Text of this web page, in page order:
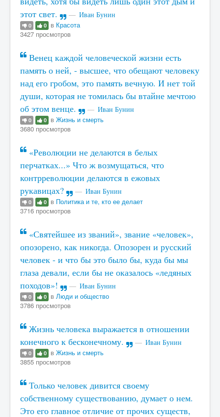
этот свет.
Иван Бунин
0 0 в Красота
3427 просмотров
Венец каждой человеческой жизни есть
память о ней, - высшее, что обещают человеку
над его гробом, это память вечную. И нет той
души, которая не томилась бы втайне мечтою
об этом венце.
Иван Бунин
0 0 в Жизнь и смерть
3680 просмотров
«Революции не делаются в белых
перчатках...» Что ж возмущаться, что
контрреволюции делаются в ежовых
рукавицах?
Иван Бунин
0 0 в Политика и те, кто ее делает
3716 просмотров
«Святейшее из званий», звание «человек»,
опозорено, как никогда. Опозорен и русский
человек - и что бы это было бы, куда бы мы
глаза девали, если бы не оказалось «ледяных
походов»!
Иван Бунин
0 0 в Люди и общество
3786 просмотров
Жизнь человека выражается в отношении
конечного к бесконечному.
Иван Бунин
0 0 в Жизнь и смерть
3855 просмотров
Только человек дивится своему
собственному существованию, думает о нем.
Это его главное отличие от прочих существ,